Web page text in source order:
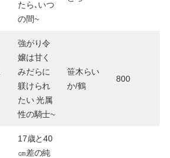
たら､いつ
の間~
強がり令
嬢は甘く
みだらに
躾けられ
たい 光属
性の騎士~
笹木らい
か/鶴
800
17歳と40
㎝差の純